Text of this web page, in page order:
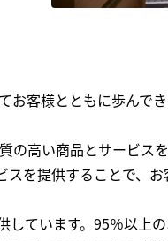
客様とともに歩んで
高い商品とサービス
を提供することで、
ています。95％以上